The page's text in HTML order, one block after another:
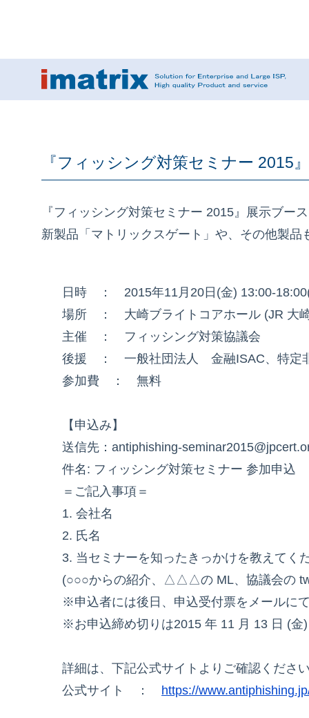
『フィッシング対策セミナー 2015
『フィッシング対策セミナー 2015』展示ブー
新製品「マトリックスゲート」や、その他製
日時 ： 2015年11月20日(金) 13:00-
場所 ： 大崎ブライトコアホール (JR 大
主催 ： フィッシング対策協議会
後援 ： 一般社団法人 金融ISAC、特定
参加費 ： 無料
【申込み】
送信先：antiphishing-
件名: フィッシング対策セミナー 参加申込
＝ご記入事項＝
1. 会社名
2. 氏名
3. 当セミナーを知ったきっかけを教えてく
(○○○からの紹介、△△△の ML、協議会の
※申込者には後日、申込受付票をメールに
※お申込締め切りは2015 年 11 月 13 日 (金
詳細は、下記公式サイトよりご確認くださ
公式サイト ： https://